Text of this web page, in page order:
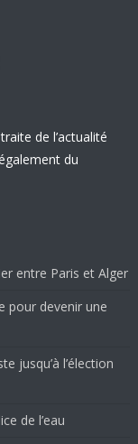
de l’actualité
du
entre Paris et Alger
pour devenir une
jusqu’à l’élection
de l’eau